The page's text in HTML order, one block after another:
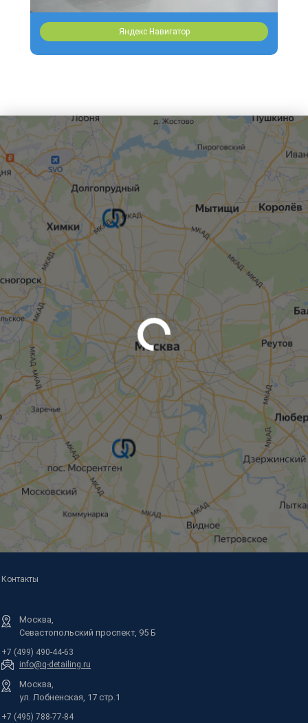
Яндекс Навигатор
Контакты
Москва,
Севастопольский проспект, 95 Б
+7 (499) 490-44-63
info@q-detailing.ru
Москва,
ул. Лобненская, 17 стр.1
+7 (495) 788-77-84